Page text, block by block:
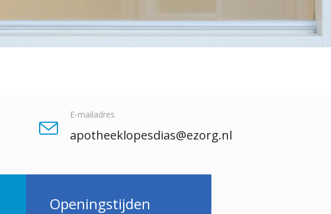
E-mailadres
apotheeklopesdias@ezorg.nl
Openingstijden